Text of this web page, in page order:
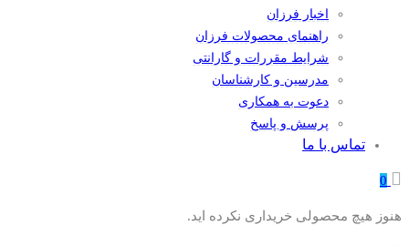
اخبار فرزان
راهنمای محصولات فرزان
شرایط مقررات و گارانتی
مدرسین و کارشناسان
دعوت به همکاری
پرسش و پاسخ
تماس با ما
0
هنوز هیچ محصولی خریداری نکرده اید.